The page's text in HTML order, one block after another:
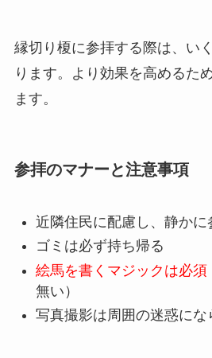
縁切り榎に参拝する際は、い
ります。より効果を高めるた
ます。
参拝のマナーと注意事項
近隣住民に配慮し、静かに
ゴミは必ず持ち帰る
絵馬を書くマジックは必須
無い）
写真撮影は周囲の迷惑にな